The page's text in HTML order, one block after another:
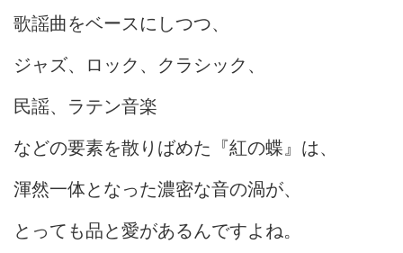
歌謡曲をベースにしつつ、
ジャズ、ロック、クラシック、
民謡、ラテン音楽
などの要素を散りばめた『紅の蝶』は、
渾然一体となった濃密な音の渦が、
とっても品と愛があるんですよね。